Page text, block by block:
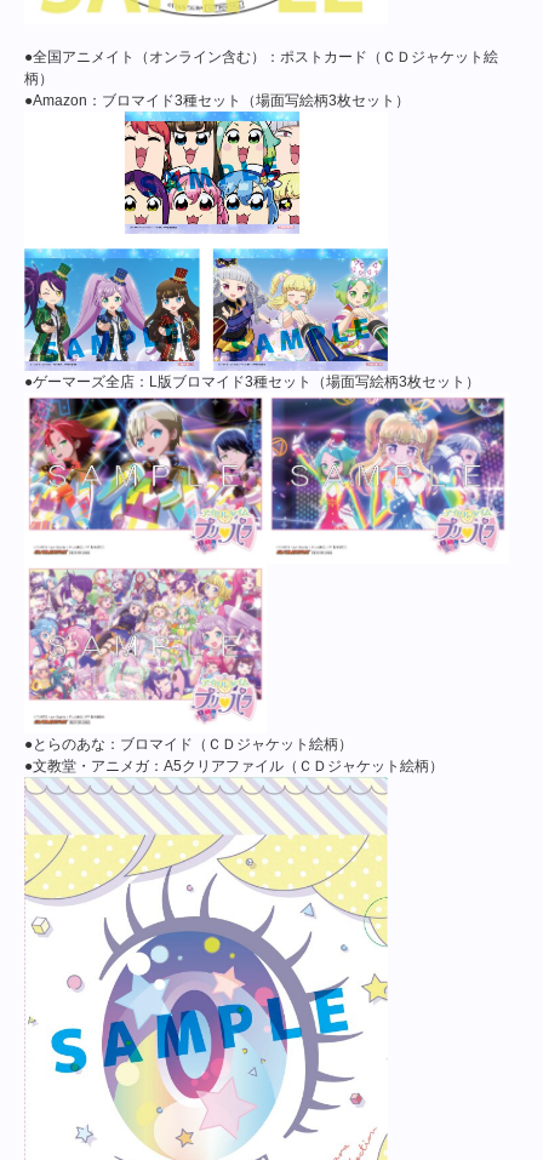
●全国アニメイト（オンライン含む）：ポストカード（ＣＤジャケット絵
柄）
●Amazon：ブロマイド3種セット（場面写絵柄3枚セット）
●ゲーマーズ全店：L版ブロマイド3種セット（場面写絵柄3枚セット）
●とらのあな：ブロマイド（ＣＤジャケット絵柄）
●文教堂・アニメガ：A5クリアファイル（ＣＤジャケット絵柄）